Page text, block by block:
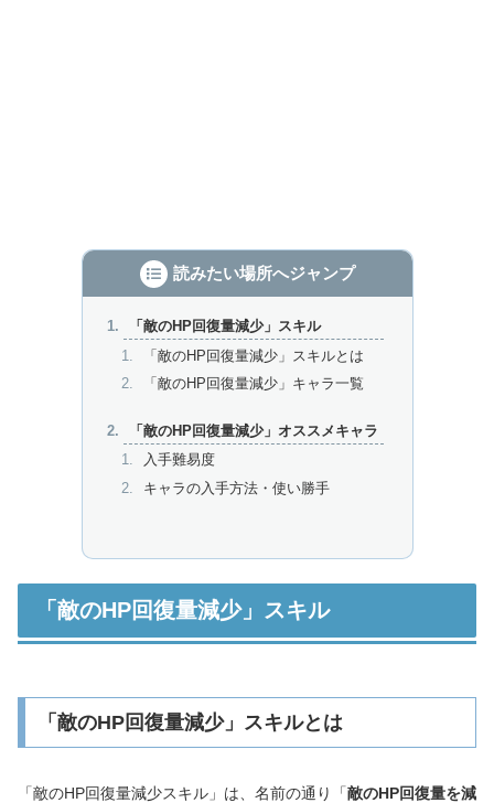
読みたい場所へジャンプ
「敵のHP回復量減少」スキル
「敵のHP回復量減少」スキルとは
「敵のHP回復量減少」キャラ一覧
「敵のHP回復量減少」オススメキャラ
入手難易度
キャラの入手方法・使い勝手
「敵のHP回復量減少」スキル
「敵のHP回復量減少」スキルとは
「敵のHP回復量減少スキル」は、名前の通り「敵のHP回復量を減